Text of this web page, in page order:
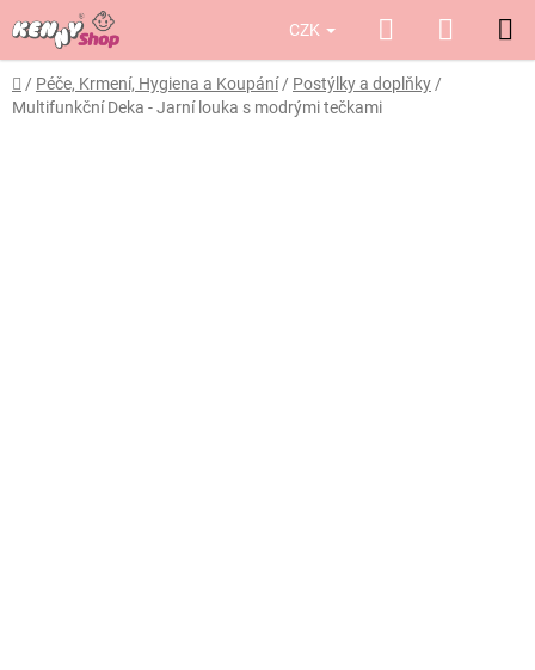
na
obsah
CZK Hledat
KOŠÍK
Domů
/ Péče, Krmení, Hygiena a Koupání / Postýlky a doplňky /
Multifunkční Deka - Jarní louka s modrými tečkami